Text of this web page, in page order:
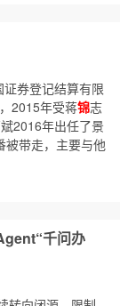
券登记结算有限
2015年受蒋锦志
2016年出任了景
被带走，主要与他
千问办